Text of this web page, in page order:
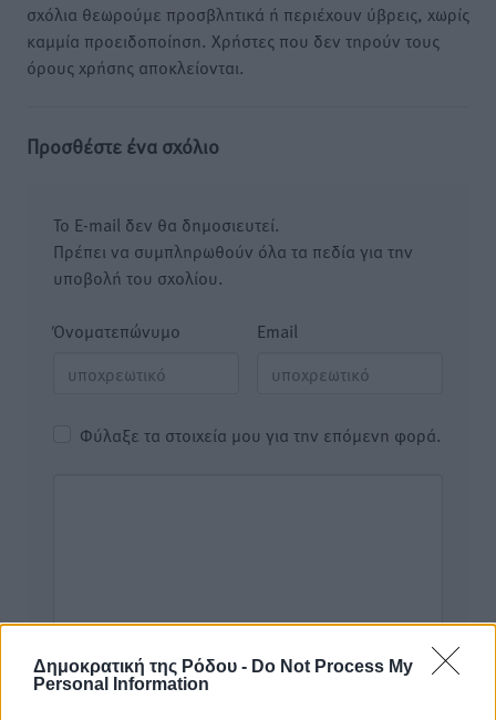
Δημοκρατική της Ρόδου - Do Not Process My
Personal Information
σχόλια θεωρούμε προσβλητικά ή περιέχουν ύβρεις, χωρίς
καμμία προειδοποίηση. Χρήστες που δεν τηρούν τους
όρους χρήσης αποκλείονται.
Προσθέστε ένα σχόλιο
Το E-mail δεν θα δημοσιευτεί.
Πρέπει να συμπληρωθούν όλα τα πεδία για την
υποβολή του σχολίου.
Όνοματεπώνυμο Email
Φύλαξε τα στοιχεία μου για την επόμενη φορά.